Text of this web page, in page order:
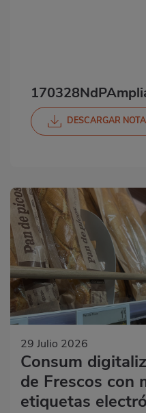
DESCARGAR
29 Julio 2026
Consum
de Frescos con
etiquetas